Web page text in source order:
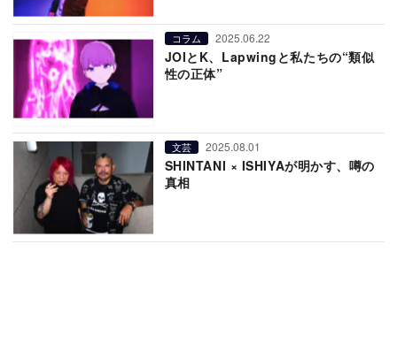
コラム 2025.06.22
JOIとK、Lapwingと私たちの“類似
性の正体”
文芸 2025.08.01
SHINTANI × ISHIYAが明かす、噂の
真相